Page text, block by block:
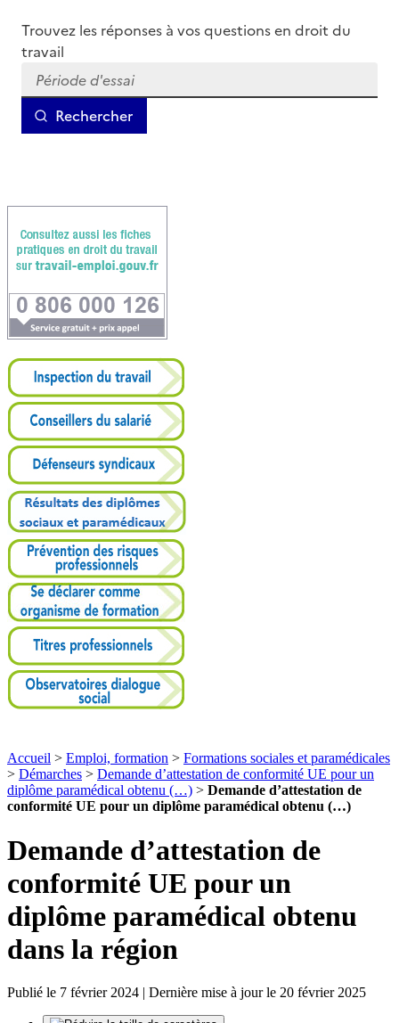
Accueil > Emploi, formation > Formations sociales et paramédicales
> Démarches > Demande d’attestation de conformité UE pour un
diplôme paramédical obtenu (…) > Demande d’attestation de
conformité UE pour un diplôme paramédical obtenu (…)
Demande d’attestation de
conformité UE pour un
diplôme paramédical obtenu
dans la région
Publié le 7 février 2024 | Dernière mise à jour le 20 février 2025